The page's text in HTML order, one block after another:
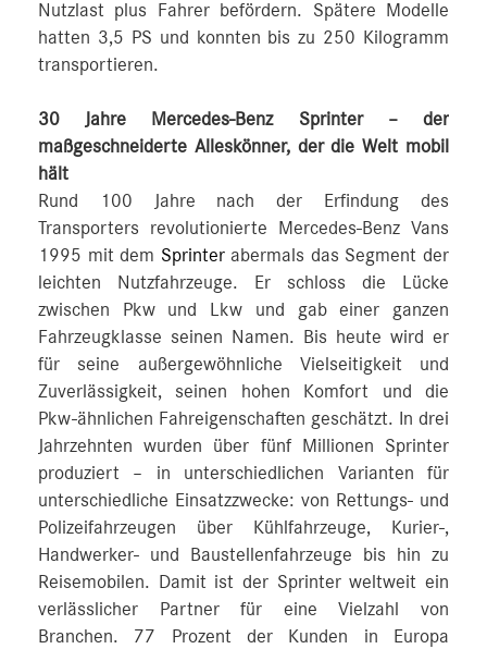
Nutzlast plus Fahrer befördern. Spätere Modelle
hatten 3,5 PS und konnten bis zu 250 Kilogramm
transportieren.
30 Jahre Mercedes-Benz Sprinter – der
maßgeschneiderte Alleskönner, der die Welt mobil
hält
Rund 100 Jahre nach der Erfindung des
Transporters revolutionierte Mercedes-Benz Vans
1995 mit dem Sprinterabermals das Segment der
leichten Nutzfahrzeuge. Er schloss die Lücke
zwischen Pkw und Lkw und gab einer ganzen
Fahrzeugklasse seinen Namen. Bis heute wird er
für seine außergewöhnliche Vielseitigkeit und
Zuverlässigkeit, seinen hohen Komfort und die
Pkw-ähnlichen Fahreigenschaften geschätzt. In drei
Jahrzehnten wurden über fünf Millionen Sprinter
produziert – in unterschiedlichen Varianten für
unterschiedliche Einsatzzwecke: von Rettungs- und
Polizeifahrzeugen über Kühlfahrzeuge, Kurier-,
Handwerker- und Baustellenfahrzeuge bis hin zu
Reisemobilen. Damit ist der Sprinter weltweit ein
verlässlicher Partner für eine Vielzahl von
Branchen. 77 Prozent der Kunden in Europa